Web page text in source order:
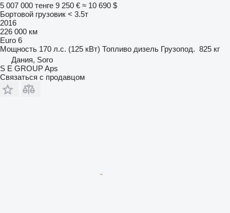
5 007 000 тенге 9 250 € ≈ 10 690 $
Бортовой грузовик < 3.5т
2016
226 000 км
Euro 6
Мощность 170 л.с. (125 кВт) Топливо дизель Грузопод. 825 кг
Дания, Soro
S E GROUP Aps
Связаться с продавцом